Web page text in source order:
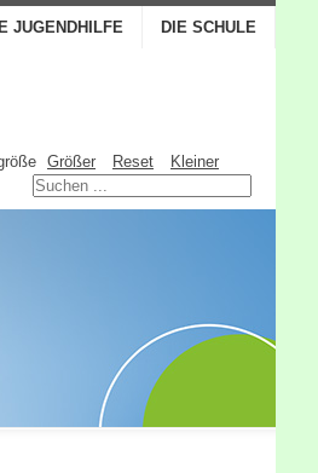
JUGENDHILFE DIE SCHULE
Größer Reset Kleiner